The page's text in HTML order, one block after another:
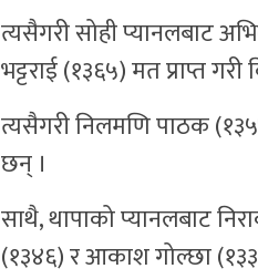
त्यसैगरी सोही प्यानलबाट
भट्टराई (१३६५) मत प्राप्त
त्यसैगरी निलमणि पाठक
छन् ।
साथै, थापाको प्यानलबाट
(१३४६) र आकाश गोल्छा